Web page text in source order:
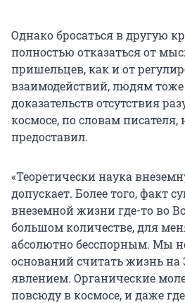
Однако бросаться в другую
полностью отказаться от
пришельцев, как и от
взаимодействий, людям тоже
доказательств отсутствия
космосе, по словам
предоставил.
«Теоретически наука
допускает. Более того, факт
внеземной жизни где-то во
большом количестве, для
абсолютно бесспорным. Мы
оснований считать жизнь
явлением. Органические
повсюду в космосе, и даже